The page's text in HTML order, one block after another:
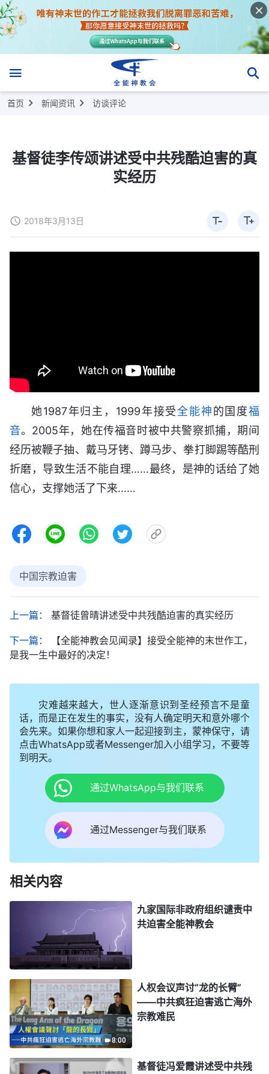
首页 新闻资讯 访谈评论
基督徒李传颂讲述受中共残酷迫害的真
实经历
2018年3月13日
她1987年归主，1999年接受全能神的国度福
音。2005年，她在传福音时被中共警察抓捕，期间
经历被鞭子抽、戴马牙铐、蹲马步、拳打脚踢等酷刑
折磨，导致生活不能自理……最终，是神的话给了她
信心，支撑她活了下来……
中国宗教迫害
上一篇： 基督徒曾晴讲述受中共残酷迫害的真实经历
下一篇：
【全能神教会见闻录】接受全能神的末世作工，
是我一生中最好的决定！
灾难越来越大，世人逐渐意识到圣经预言不是童
话，而是正在发生的事实，没有人确定明天和意外哪个
会先来。如果你想和家人一起迎接到主，蒙神保守，请
点击WhatsApp或者Messenger加入小组学习，不要等
到明天。
通过WhatsApp与我们联系
通过Messenger与我们联系
相关内容
九家国际非政府组织谴责中
共迫害全能神教会
8:00
人权会议声讨“龙的长臂”
——中共疯狂迫害逃亡海外
宗教难民
基督徒冯爱霞讲述受中共残